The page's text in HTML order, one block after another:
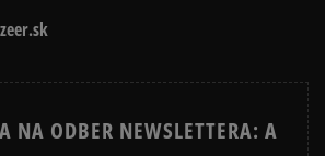
NA ODBER NEWSLETTERA: A